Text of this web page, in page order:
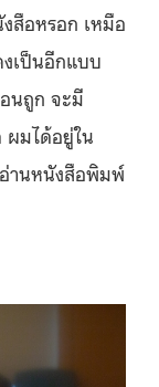
งสือหรอก เหมือ
เป็นอีกแบบ
นถูก จะมี
ผมได้อยู่ใน
านหนังสือพิมพ์